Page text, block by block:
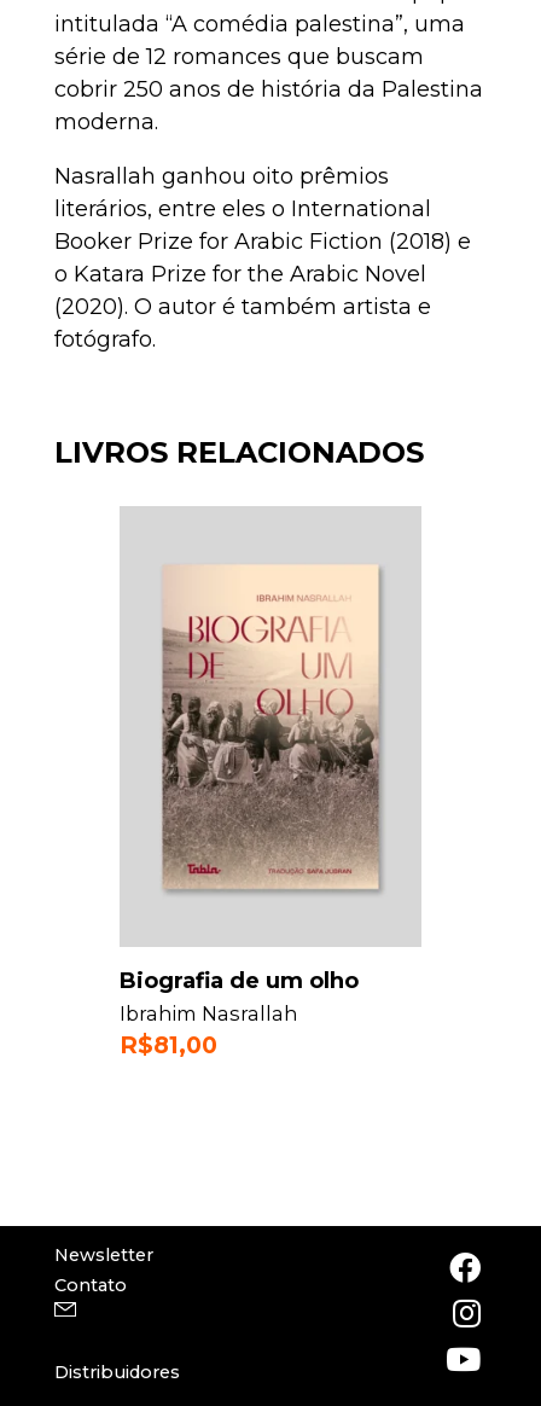
intitulada “A comédia palestina”, uma
série de 12 romances que buscam
cobrir 250 anos de história da Palestina
moderna.
Nasrallah ganhou oito prêmios
literários, entre eles o International
Booker Prize for Arabic Fiction (2018) e
o Katara Prize for the Arabic Novel
(2020). O autor é também artista e
fotógrafo.
LIVROS RELACIONADOS
Biografia de um olho
Ibrahim Nasrallah
R$81,00
Newsletter
Contato
Distribuidores